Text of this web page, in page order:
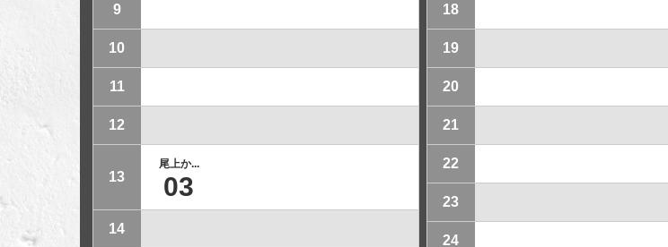
9
10
11
12
13
尾上か...
03
14
18
19
20
21
22
23
24